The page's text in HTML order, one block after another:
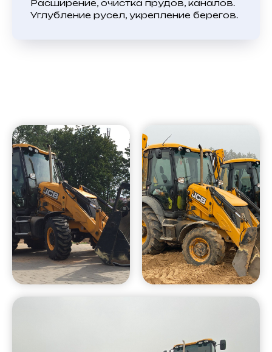
Расширение, очистка прудов, каналов.
Углубление русел, укрепление берегов.